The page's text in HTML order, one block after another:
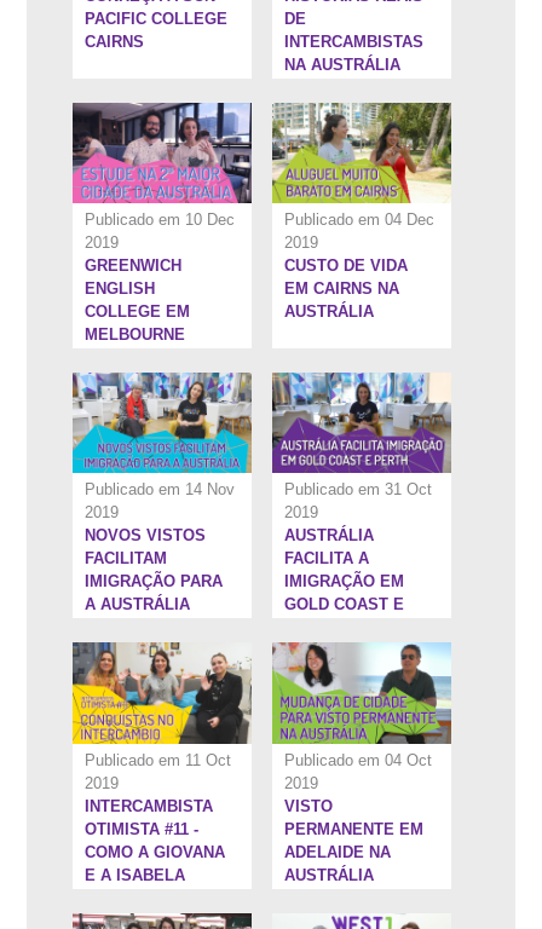
PACIFIC COLLEGE
CAIRNS
DE
INTERCAMBISTAS
NA AUSTRÁLIA
Publicado em 10 Dec
2019
10:18''
GREENWICH
ENGLISH
COLLEGE EM
MELBOURNE
Publicado em 04 Dec
2019
CUSTO DE VIDA
EM CAIRNS NA
AUSTRÁLIA
Publicado em 14 Nov
2019
NOVOS VISTOS
FACILITAM
IMIGRAÇÃO PARA
A AUSTRÁLIA
Publicado em 31 Oct
2019
3:25''
AUSTRÁLIA
FACILITA A
IMIGRAÇÃO EM
GOLD COAST E
Publicado em 11 Oct
2019
INTERCAMBISTA
OTIMISTA #11 -
COMO A GIOVANA
E A ISABELA
OS OBJETIVOS
Publicado em 04 Oct
2019
VISTO
PERMANENTE EM
ADELAIDE NA
AUSTRÁLIA
20:41'' 21:34''